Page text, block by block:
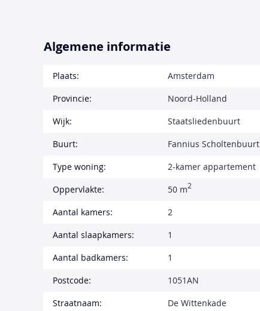
Algemene informatie
Plaats:
Amsterdam
Provincie:
Noord-Holland
Wijk:
Staatsliedenbuurt
Buurt:
Fannius Scholtenbuurt
Type woning:
2-kamer appartement
Oppervlakte:
50 m2
Aantal kamers:
2
Aantal slaapkamers:
1
Aantal badkamers:
1
Postcode:
1051AN
Straatnaam:
De Wittenkade